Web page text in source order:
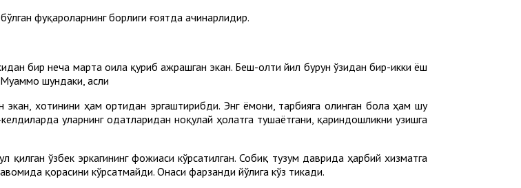
фуқароларнинг борлиги ғоятда ачинарлидир.
бир неча марта оила қуриб ажрашган экан. Беш-олти йил бурун ўзидан бир-икки ёш
шундаки, асли
хотинини ҳам ортидан эргаштирибди. Энг ёмони, тарбияга олинган бола ҳам шу
уларнинг одатларидан ноқулай ҳолатга тушаётгани, қариндошликни узишга
ўзбек эркагининг фожиаси кўрсатилган. Собиқ тузум даврида ҳарбий хизматга
қорасини кўрсатмайди. Онаси фарзанди йўлига кўз тикади.